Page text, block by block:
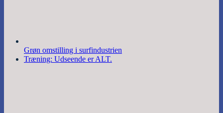
Grøn omstilling i surfindustrien
Træning: Udseende er ALT.